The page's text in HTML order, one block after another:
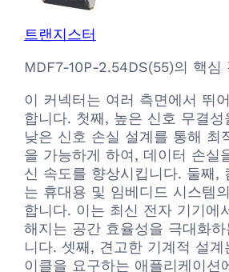
트랜지스터
MDF7-10P-2.54DS(55)의 핵심
이 커넥터는 여러 측면에서 뛰
합니다. 첫째, 높은 신호 무결성
낮은 신호 손실 설계를 통해 최
을 가능하게 하여, 데이터 손실
신 속도를 향상시킵니다. 둘째,
는 휴대용 및 임베디드 시스템
합니다. 이는 최신 전자 기기에
해지는 공간 효율성을 극대화
니다. 셋째, 견고한 기계적 설
이클을 요구하는 애플리케이션